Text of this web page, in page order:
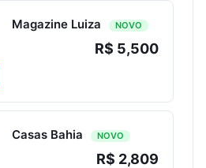
Magazine Luiza NOVO
R$ 5,500
Casas Bahia NOVO
R$ 2,809